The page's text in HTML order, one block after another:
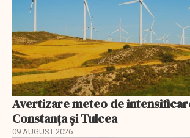
Avertizare meteo de
Constanța și Tulcea
09 AUGUST 2026